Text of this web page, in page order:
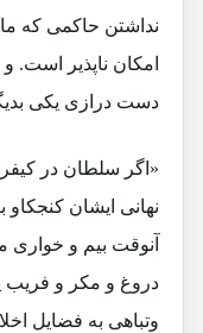
نداشتن حاکمی که
امکان ناپذیر است.
دست درازی یکی
«اگر سلطان در
نهانی ایشان کنجکاو
آنوقت بیم و خواری
دروغ و مکر و فریب
وتباهی به فضایل